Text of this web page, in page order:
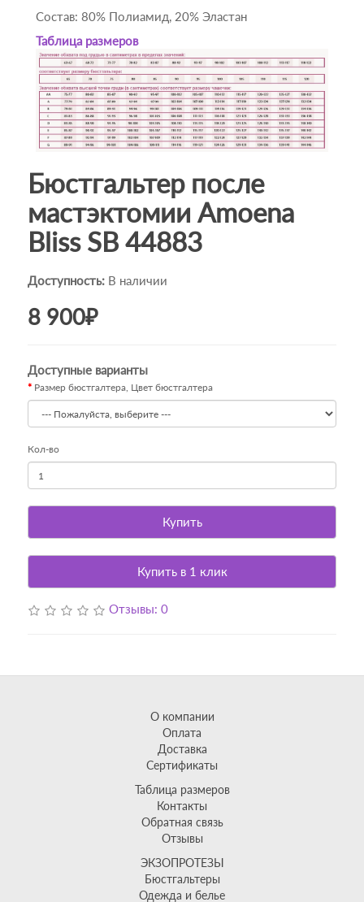
Состав: 80% Полиамид, 20% Эластан
Таблица размеров
Бюстгальтер после
мастэктомии Amoena
Bliss SB 44883
Доступность: В наличии
8 900₽
Доступные варианты
Размер бюстгалтера, Цвет бюстгалтера
Кол-во
Купить
Купить в 1 клик
Отзывы: 0
О компании
Оплата
Доставка
Сертификаты
Таблица размеров
Контакты
Обратная связь
Отзывы
ЭКЗОПРОТЕЗЫ
Бюстгальтеры
Одежда и белье